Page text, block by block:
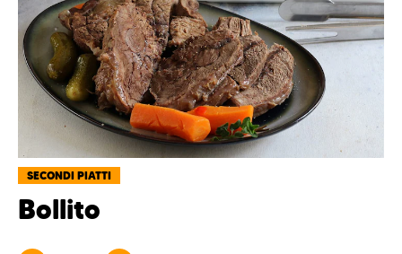
SECONDI PIATTI
Bollito